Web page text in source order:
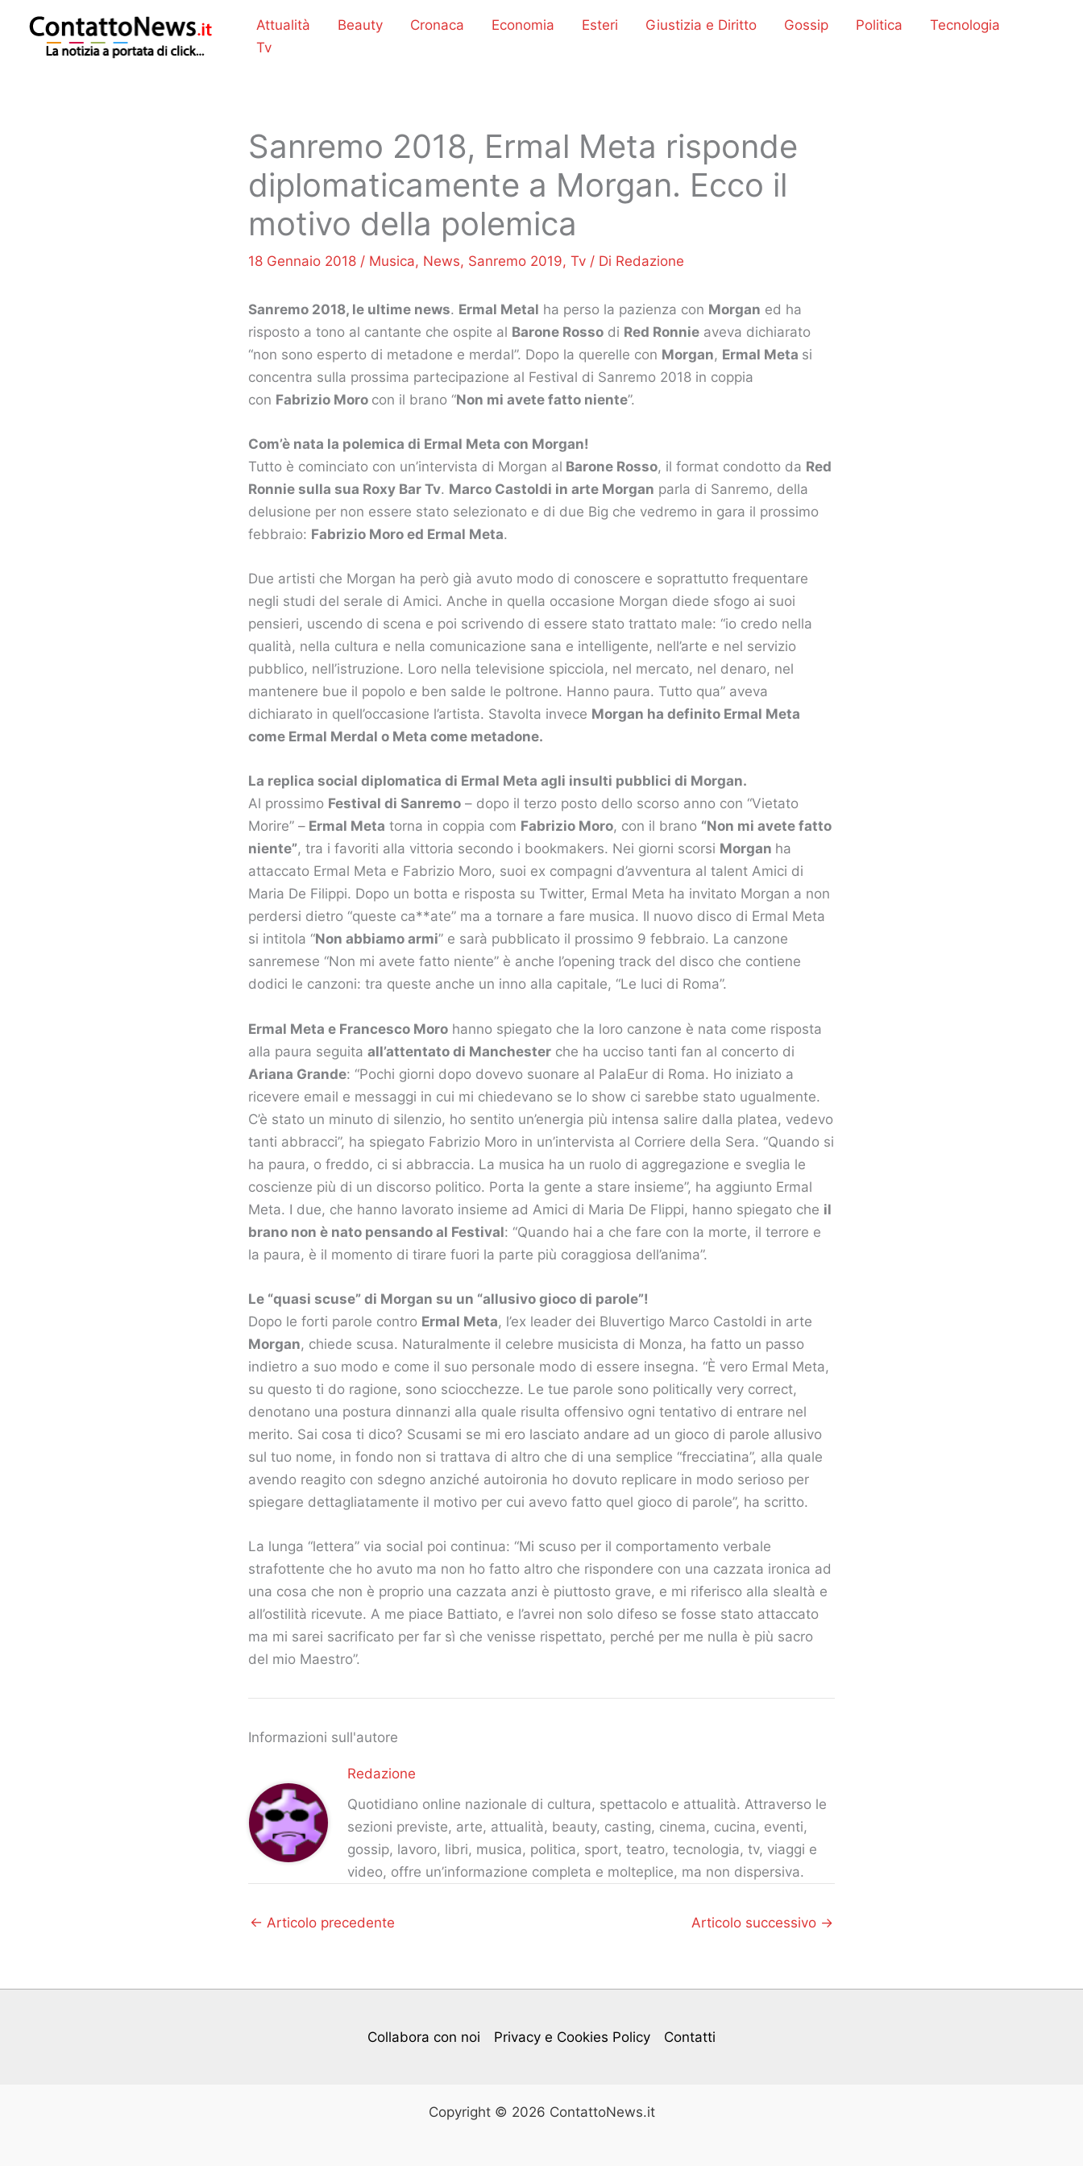
contenuto
Attualità Beauty Cronaca Economia Esteri Giustizia e Diritto Gossip Politica
Tecnologia
Tv
Sanremo 2018, Ermal Meta risponde
diplomaticamente a Morgan. Ecco il
motivo della polemica
18 Gennaio 2018 / Musica, News, Sanremo 2019, Tv / Di Redazione
Sanremo 2018, le ultime news. Ermal Metal ha perso la pazienza con Morgan ed ha
risposto a tono al cantante che ospite al Barone Rosso di Red Ronnie aveva dichiarato
“non sono esperto di metadone e merdal”. Dopo la querelle con Morgan, Ermal Meta si
concentra sulla prossima partecipazione al Festival di Sanremo 2018 in coppia
con Fabrizio Moro con il brano “Non mi avete fatto niente”.
Com’è nata la polemica di Ermal Meta con Morgan!
Tutto è cominciato con un’intervista di Morgan al Barone Rosso, il format condotto da Red
Ronnie sulla sua Roxy Bar Tv. Marco Castoldi in arte Morgan parla di Sanremo, della
delusione per non essere stato selezionato e di due Big che vedremo in gara il prossimo
febbraio: Fabrizio Moro ed Ermal Meta.
Due artisti che Morgan ha però già avuto modo di conoscere e soprattutto frequentare
negli studi del serale di Amici. Anche in quella occasione Morgan diede sfogo ai suoi
pensieri, uscendo di scena e poi scrivendo di essere stato trattato male: “io credo nella
qualità, nella cultura e nella comunicazione sana e intelligente, nell’arte e nel servizio
pubblico, nell’istruzione. Loro nella televisione spicciola, nel mercato, nel denaro, nel
mantenere bue il popolo e ben salde le poltrone. Hanno paura. Tutto qua” aveva
dichiarato in quell’occasione l’artista. Stavolta invece Morgan ha definito Ermal Meta
come Ermal Merdal o Meta come metadone.
La replica social diplomatica di Ermal Meta agli insulti pubblici di Morgan.
Al prossimo Festival di Sanremo – dopo il terzo posto dello scorso anno con “Vietato
Morire” – Ermal Meta torna in coppia com Fabrizio Moro, con il brano “Non mi avete fatto
niente”, tra i favoriti alla vittoria secondo i bookmakers. Nei giorni scorsi Morgan ha
attaccato Ermal Meta e Fabrizio Moro, suoi ex compagni d’avventura al talent Amici di
Maria De Filippi. Dopo un botta e risposta su Twitter, Ermal Meta ha invitato Morgan a non
perdersi dietro “queste ca**ate” ma a tornare a fare musica. Il nuovo disco di Ermal Meta
si intitola “Non abbiamo armi” e sarà pubblicato il prossimo 9 febbraio. La canzone
sanremese “Non mi avete fatto niente” è anche l’opening track del disco che contiene
dodici le canzoni: tra queste anche un inno alla capitale, “Le luci di Roma”.
Ermal Meta e Francesco Moro hanno spiegato che la loro canzone è nata come risposta
alla paura seguita all’attentato di Manchester che ha ucciso tanti fan al concerto di
Ariana Grande: “Pochi giorni dopo dovevo suonare al PalaEur di Roma. Ho iniziato a
ricevere email e messaggi in cui mi chiedevano se lo show ci sarebbe stato ugualmente.
C’è stato un minuto di silenzio, ho sentito un’energia più intensa salire dalla platea, vedevo
tanti abbracci”, ha spiegato Fabrizio Moro in un’intervista al Corriere della Sera. “Quando si
ha paura, o freddo, ci si abbraccia. La musica ha un ruolo di aggregazione e sveglia le
coscienze più di un discorso politico. Porta la gente a stare insieme”, ha aggiunto Ermal
Meta. I due, che hanno lavorato insieme ad Amici di Maria De Flippi, hanno spiegato che il
brano non è nato pensando al Festival: “Quando hai a che fare con la morte, il terrore e
la paura, è il momento di tirare fuori la parte più coraggiosa dell’anima”.
Le “quasi scuse” di Morgan su un “allusivo gioco di parole”!
Dopo le forti parole contro Ermal Meta, l’ex leader dei Bluvertigo Marco Castoldi in arte
Morgan, chiede scusa. Naturalmente il celebre musicista di Monza, ha fatto un passo
indietro a suo modo e come il suo personale modo di essere insegna. “È vero Ermal Meta,
su questo ti do ragione, sono sciocchezze. Le tue parole sono politically very correct,
denotano una postura dinnanzi alla quale risulta offensivo ogni tentativo di entrare nel
merito. Sai cosa ti dico? Scusami se mi ero lasciato andare ad un gioco di parole allusivo
sul tuo nome, in fondo non si trattava di altro che di una semplice “frecciatina”, alla quale
avendo reagito con sdegno anziché autoironia ho dovuto replicare in modo serioso per
spiegare dettagliatamente il motivo per cui avevo fatto quel gioco di parole”, ha scritto.
La lunga “lettera” via social poi continua: “Mi scuso per il comportamento verbale
strafottente che ho avuto ma non ho fatto altro che rispondere con una cazzata ironica ad
una cosa che non è proprio una cazzata anzi è piuttosto grave, e mi riferisco alla slealtà e
all’ostilità ricevute. A me piace Battiato, e l’avrei non solo difeso se fosse stato attaccato
ma mi sarei sacrificato per far sì che venisse rispettato, perché per me nulla è più sacro
del mio Maestro”.
Informazioni sull'autore
Redazione
Quotidiano online nazionale di cultura, spettacolo e attualità. Attraverso le
sezioni previste, arte, attualità, beauty, casting, cinema, cucina, eventi,
gossip, lavoro, libri, musica, politica, sport, teatro, tecnologia, tv, viaggi e
video, offre un’informazione completa e molteplice, ma non dispersiva.
← Articolo precedente Articolo successivo →
Collabora con noi Privacy e Cookies Policy Contatti
Copyright © 2026 ContattoNews.it